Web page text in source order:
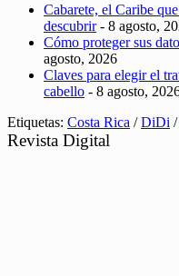
Cabarete, el Caribe
descubrir- 8 agosto,
Cómo proteger sus
agosto, 2026
Claves para elegir el
cabello - 8 agosto,
Etiquetas: Costa Rica /DiDi /
Revista Digital